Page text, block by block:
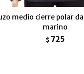
medio cierre polar
marino
$ 725